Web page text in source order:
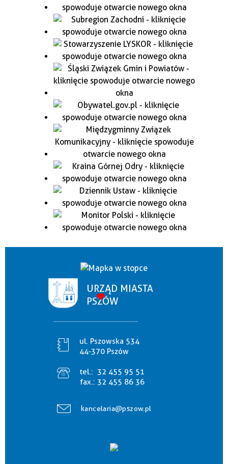
URZĄD MIASTA
PSZÓW
ul. Pszowska 534
44-370 Pszów
tel.: 32 455 95 51
fax.: 32 455 86 36
kancelaria@pszow.pl